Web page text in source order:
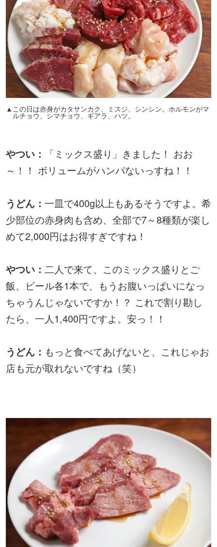
▲この日は赤身がカタサンカク、ミスジ、シンシン。ホルモンがマ
ルチョウ、シマチョウ、ギアラ、ハツ。
やつい：
「ミックス盛り」きました！ おお
～！！ ボリュームがハンパないっすね！！
うどん： 一皿で400g以上もあるそうですよ。希
少部位の赤身肉も含め、全部で7～8種類が楽し
めて2,000円はお得すぎですね！
やつい： 二人で来て、このミックス盛りとご
飯、ビール各1本で、もうお腹いっぱいになっ
ちゃうんじゃないですか！？ これで割り勘し
たら、一人1,400円ですよ。安っ！！
うどん： もっと食べてあげないと、これじゃお
店も元が取れないですね（笑）